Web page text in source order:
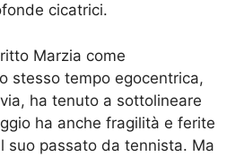
cicatrici.
Marzia come
stesso tempo egocentrica,
ha tenuto a sottolineare
ha anche fragilità e ferite
suo passato da tennista. Ma